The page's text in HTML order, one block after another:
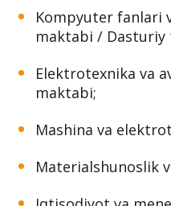
Kompyuter fanlari
maktabi / Dasturiy
Elektrotexnika va
maktabi;
Mashina va
Materialshunoslik